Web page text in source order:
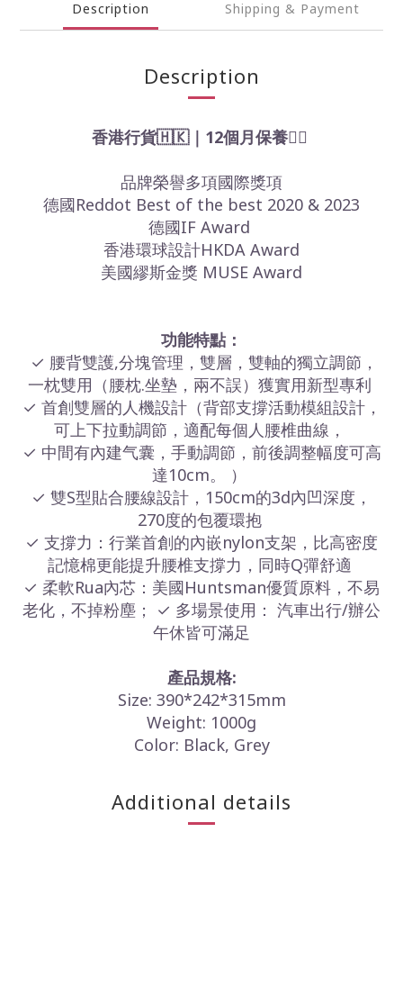
Description Shipping & Payment
Description
香港行貨🇭🇰｜12個月保養👍🏻
品牌榮譽多項國際獎項
德國Reddot Best of the best 2020 & 2023
德國IF Award
香港環球設計HKDA Award
美國繆斯金獎 MUSE Award
功能特點：
✓ 腰背雙護,分塊管理，雙層，雙軸的獨⽴調節，
⼀枕雙⽤（腰枕.坐墊，兩不誤）獲實⽤新型專利
✓ ⾸創雙層的⼈機設計（背部⽀撐活動模組設計，
可上下拉動調節，適配每個⼈腰椎曲線，
✓ 中間有內建⽓囊，⼿動調節，前後調整幅度可⾼
達10cm。 ）
✓ 雙S型貼合腰線設計，150cm的3d內凹深度，
270度的包覆環抱
✓ ⽀撐⼒：⾏業⾸創的內嵌nylon⽀架，⽐⾼密度
記憶棉更能提升腰椎⽀撐⼒，同時Q彈舒適
✓ 柔軟Rua內芯：美國Huntsman優質原料，不易
⽼化，不掉粉塵； ✓ 多場景使⽤： 汽車出⾏/辦公
午休皆可滿⾜
產品規格:
Size: 390*242*315mm
Weight: 1000g
Color: Black, Grey
Additional details